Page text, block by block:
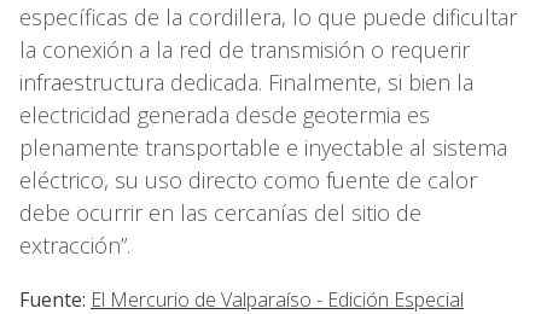
específicas de la cordillera, lo que puede dificultar
la conexión a la red de transmisión o requerir
infraestructura dedicada. Finalmente, si bien la
electricidad generada desde geotermia es
plenamente transportable e inyectable al sistema
eléctrico, su uso directo como fuente de calor
debe ocurrir en las cercanías del sitio de
extracción”.
Fuente: El Mercurio de Valparaíso - Edición Especial